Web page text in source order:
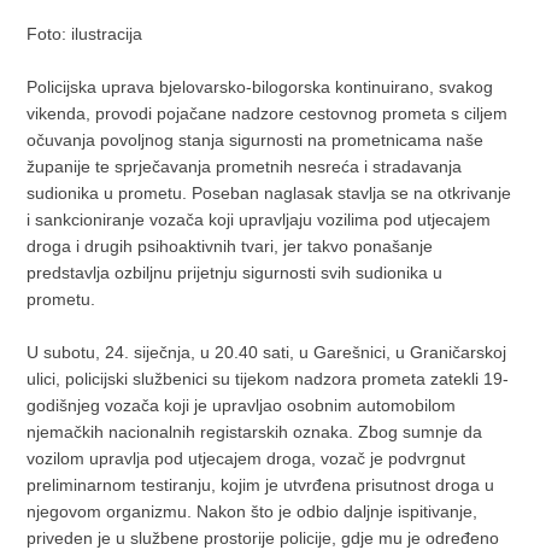
Foto: ilustracija
Policijska uprava bjelovarsko-bilogorska kontinuirano, svakog
vikenda, provodi pojačane nadzore cestovnog prometa s ciljem
očuvanja povoljnog stanja sigurnosti na prometnicama naše
županije te sprječavanja prometnih nesreća i stradavanja
sudionika u prometu. Poseban naglasak stavlja se na otkrivanje
i sankcioniranje vozača koji upravljaju vozilima pod utjecajem
droga i drugih psihoaktivnih tvari, jer takvo ponašanje
predstavlja ozbiljnu prijetnju sigurnosti svih sudionika u
prometu.
U subotu, 24. siječnja, u 20.40 sati, u Garešnici, u Graničarskoj
ulici, policijski službenici su tijekom nadzora prometa zatekli 19-
godišnjeg vozača koji je upravljao osobnim automobilom
njemačkih nacionalnih registarskih oznaka. Zbog sumnje da
vozilom upravlja pod utjecajem droga, vozač je podvrgnut
preliminarnom testiranju, kojim je utvrđena prisutnost droga u
njegovom organizmu. Nakon što je odbio daljnje ispitivanje,
priveden je u službene prostorije policije, gdje mu je određeno